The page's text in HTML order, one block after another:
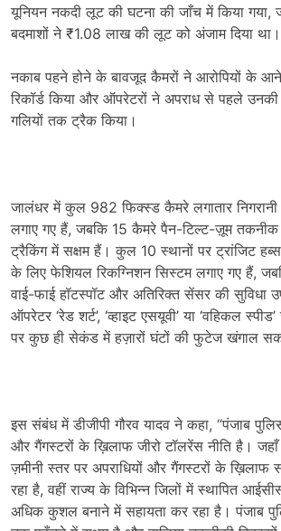
यूनियन नकदी लूट की घटना की जाँच में किया गया,
बदमाशों ने ₹1.08 लाख की लूट को अंजाम दिया था।
नकाब पहने होने के बावजूद कैमरों ने आरोपियों के
रिकॉर्ड किया और ऑपरेटरों ने अपराध से पहले उनकी
गलियों तक ट्रैक किया।
जालंधर में कुल 982 फिक्स्ड कैमरे लगातार
लगाए गए हैं, जबकि 15 कैमरे पैन-टिल्ट-ज़ूम
ट्रैकिंग में सक्षम हैं। कुल 10 स्थानों पर ट्रांजिट हब्स
के लिए फेशियल रिकग्निशन सिस्टम लगाए गए हैं,
वाई-फाई हॉटस्पॉट और अतिरिक्त सेंसर की सुविधा
ऑपरेटर ‘रेड शर्ट’, ‘व्हाइट एसयूवी’ या ‘वहिकल
पर कुछ ही सेकंड में हज़ारों घंटों की फुटेज खंगाल
इस संबंध में डीजीपी गौरव यादव ने कहा, “पंजाब
और गैंगस्टरों के ख़िलाफ जीरो टॉलरेंस नीति है।
ज़मीनी स्तर पर अपराधियों और गैंगस्टरों के
रहा है, वहीं राज्य के विभिन्न जिलों में स्थापित
अधिक कुशल बनाने में सहायता कर रहा है। पंजाब